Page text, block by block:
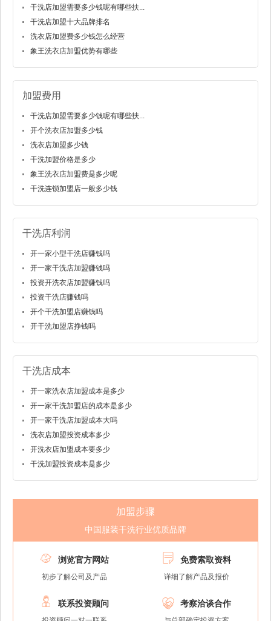
干洗店加盟需要多少钱呢有哪些扶...
干洗店加盟十大品牌排名
洗衣店加盟费多少钱怎么经营
象王洗衣店加盟优势有哪些
加盟费用
干洗店加盟需要多少钱呢有哪些扶...
开个洗衣店加盟多少钱
洗衣店加盟多少钱
干洗加盟价格是多少
象王洗衣店加盟费是多少呢
干洗连锁加盟店一般多少钱
干洗店利润
开一家小型干洗店赚钱吗
开一家干洗店加盟赚钱吗
投资开洗衣店加盟赚钱吗
投资干洗店赚钱吗
开个干洗加盟店赚钱吗
开干洗加盟店挣钱吗
干洗店成本
开一家洗衣店加盟成本是多少
开一家干洗加盟店的成本是多少
开一家干洗店加盟成本大吗
洗衣店加盟投资成本多少
开洗衣店加盟成本要多少
干洗加盟投资成本是多少
加盟步骤
中国服装干洗行业优质品牌
 浏览官方网站
初步了解公司及产品
 免费索取资料
详细了解产品及报价
 联系投资顾问  考察洽谈合作